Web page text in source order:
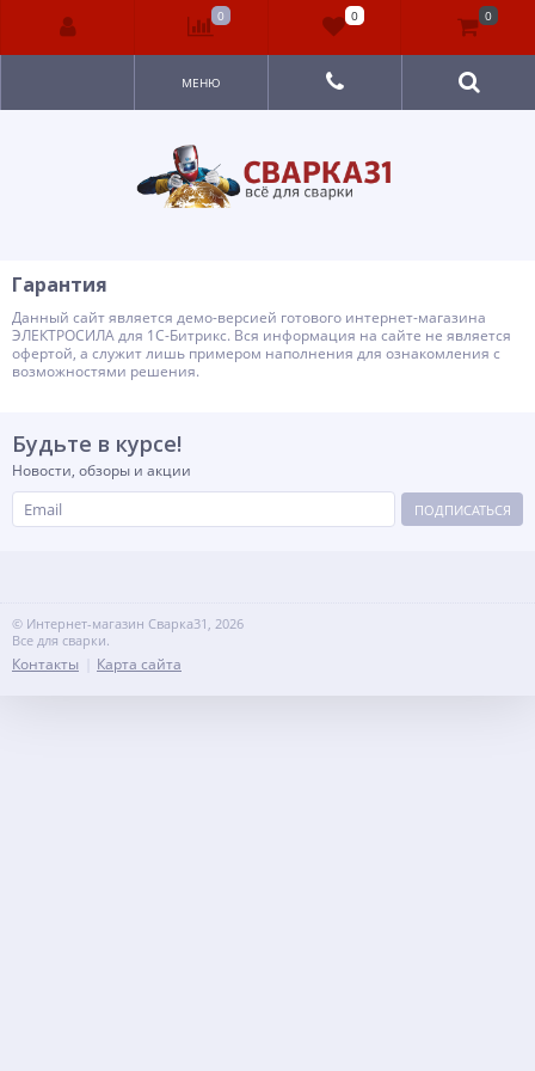
МЕНЮ
Гарантия
Данный сайт является демо-версией готового интернет-магазина
ЭЛЕКТРОСИЛА для 1С-Битрикс. Вся информация на сайте не является
офертой, а служит лишь примером наполнения для ознакомления с
возможностями решения.
Будьте в курсе!
Новости, обзоры и акции
ПОДПИСАТЬСЯ
© Интернет-магазин Сварка31, 2026
Все для сварки.
Контакты Карта сайта
0 0 0